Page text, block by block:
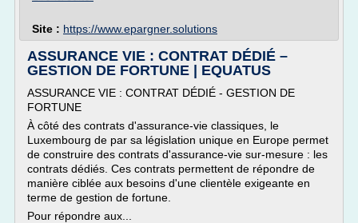
Site : https://www.epargner.solutions
ASSURANCE VIE : CONTRAT DÉDIÉ –
GESTION DE FORTUNE | EQUATUS
ASSURANCE VIE : CONTRAT DÉDIÉ - GESTION DE
FORTUNE
À côté des contrats d'assurance-vie classiques, le
Luxembourg de par sa législation unique en Europe permet
de construire des contrats d'assurance-vie sur-mesure : les
contrats dédiés. Ces contrats permettent de répondre de
manière ciblée aux besoins d'une clientèle exigeante en
terme de gestion de fortune.
Pour répondre aux...